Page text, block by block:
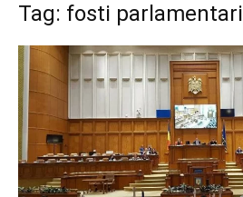
Tag: fosti parlamentari